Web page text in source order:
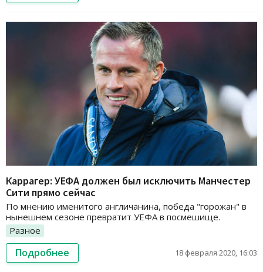
Каррагер: УЕФА должен был исключить Манчестер
Сити прямо сейчас
По мнению именитого англичанина, победа "горожан" в
нынешнем сезоне превратит УЕФА в посмешище.
Разное
Подробнее 18 февраля 2020, 16:03